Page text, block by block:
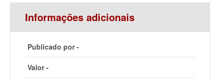
Informações adicionais
Publicado por -
Valor -